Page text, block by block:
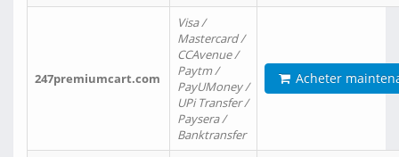
247premiumcart.com
Visa /
Mastercard /
CCAvenue /
Paytm /
PayUMoney /
UPi Transfer /
Paysera /
Banktransfer
Acheter